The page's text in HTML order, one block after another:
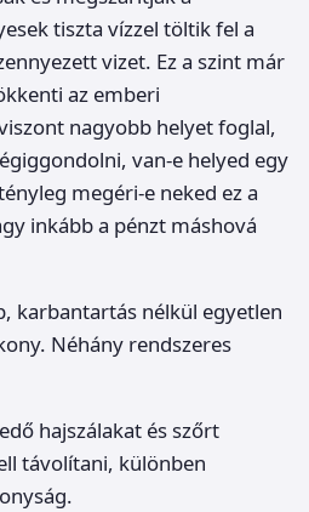
tiszta vízzel töltik fel a
vizet. Ez a szint már
az emberi
nagyobb helyet foglal,
van-e helyed egy
megéri-e neked ez a
inkább a pénzt máshová
karbantartás nélkül egyetlen
Néhány rendszeres
hajszálakat és szőrt
távolítani, különben